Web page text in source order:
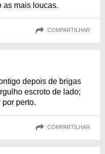
as mais loucas.
COMPARTILHAR
depois de brigas
escroto de lado;
perto.
COMPARTILHAR